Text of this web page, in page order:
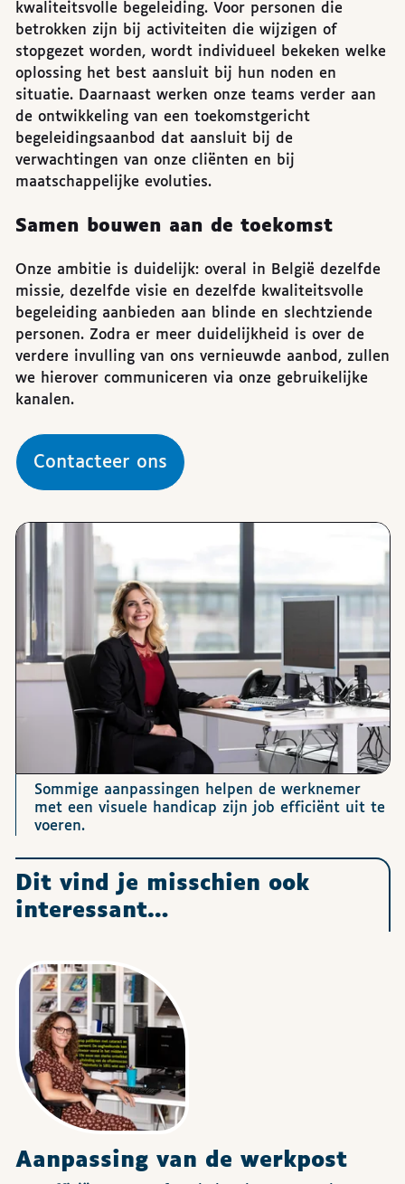
kwaliteitsvolle begeleiding. Voor personen die
betrokken zijn bij activiteiten die wijzigen of
stopgezet worden, wordt individueel bekeken welke
oplossing het best aansluit bij hun noden en
situatie. Daarnaast werken onze teams verder aan
de ontwikkeling van een toekomstgericht
begeleidingsaanbod dat aansluit bij de
verwachtingen van onze cliënten en bij
maatschappelijke evoluties.
Samen bouwen aan de toekomst
Onze ambitie is duidelijk: overal in België dezelfde
missie, dezelfde visie en dezelfde kwaliteitsvolle
begeleiding aanbieden aan blinde en slechtziende
personen. Zodra er meer duidelijkheid is over de
verdere invulling van ons vernieuwde aanbod, zullen
we hierover communiceren via onze gebruikelijke
kanalen.
Contacteer ons
Afbeeldingen
Sommige aanpassingen helpen de werknemer
met een visuele handicap zijn job efficiënt uit te
voeren.
Dit vind je misschien ook
interessant…
Aanpassing van de werkpost